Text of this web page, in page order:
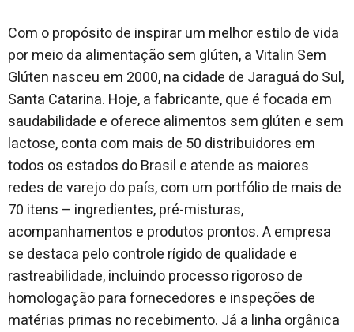
Com o propósito de inspirar um melhor estilo de vida
por meio da alimentação sem glúten, a Vitalin Sem
Glúten nasceu em 2000, na cidade de Jaraguá do Sul,
Santa Catarina. Hoje, a fabricante, que é focada em
saudabilidade e oferece alimentos sem glúten e sem
lactose, conta com mais de 50 distribuidores em
todos os estados do Brasil e atende as maiores
redes de varejo do país, com um portfólio de mais de
70 itens – ingredientes, pré-misturas,
acompanhamentos e produtos prontos. A empresa
se destaca pelo controle rígido de qualidade e
rastreabilidade, incluindo processo rigoroso de
homologação para fornecedores e inspeções de
matérias primas no recebimento. Já a linha orgânica